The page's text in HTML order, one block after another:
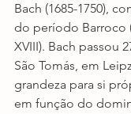
Bach (1685-1750),
do período Barroco
XVIII). Bach passou
São Tomás, em
grandeza para si
em função do